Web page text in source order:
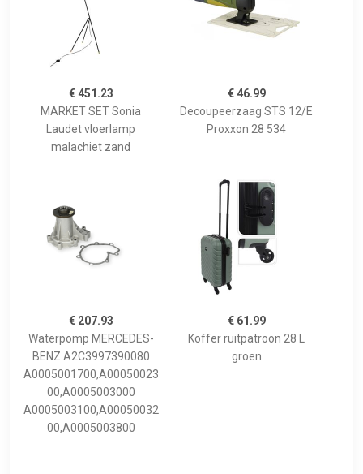
€ 451.23
MARKET SET Sonia
Laudet vloerlamp
malachiet zand
€ 46.99
Decoupeerzaag STS 12/E
Proxxon 28 534
€ 207.93
Waterpomp MERCEDES-
BENZ A2C3997390080
A0005001700,A00050023
00,A0005003000
A0005003100,A00050032
00,A0005003800
€ 61.99
Koffer ruitpatroon 28 L
groen